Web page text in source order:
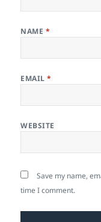
NAME *
EMAIL*
WEBSITE
Save my name,
time I comment.